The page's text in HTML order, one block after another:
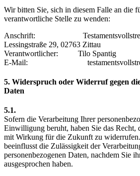
Wir bitten Sie, sich in diesem Falle an die
verantwortliche Stelle zu wenden:
Anschrift:
Lessingstraße 29, 02763 Zittau
Verantwortlicher: Tilo Spantig
E-Mail:
5. Widerspruch oder Widerruf gegen
Daten
5.1.
Sofern die Verarbeitung Ihrer
Einwilligung beruht, haben Sie das
mit Wirkung für die Zukunft zu
beeinflusst die Zulässigkeit der
personenbezogenen Daten, nachdem Sie
ausgesprochen haben.